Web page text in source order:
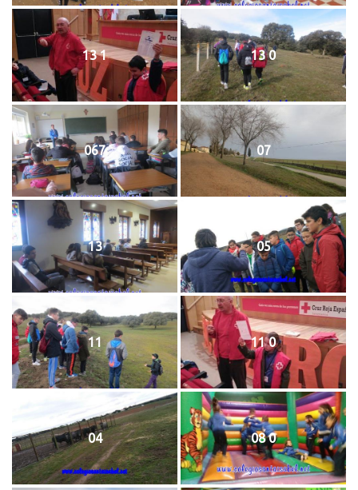
13 1 13 0
067 07
13 05
11 11 0
04 08 0